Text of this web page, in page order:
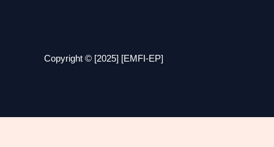
Copyright © [2025] [EMFI-EP]